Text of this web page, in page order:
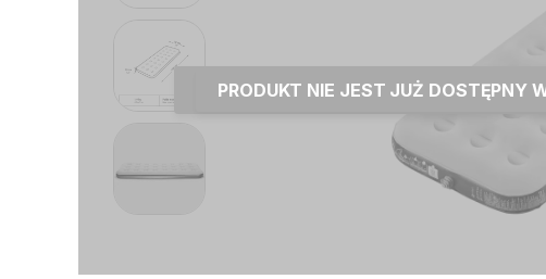
PRODUKT NIE JEST JUŻ DOSTĘPNY